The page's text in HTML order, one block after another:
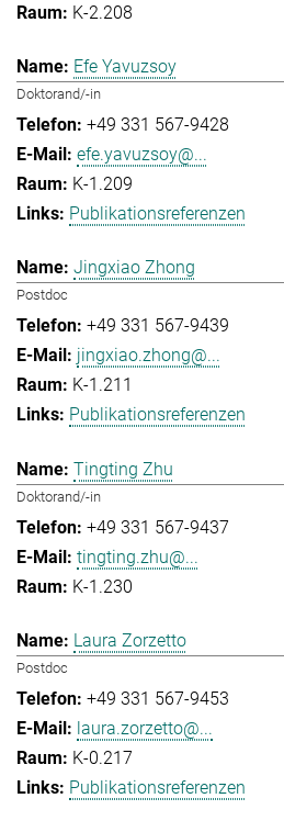
K-2.208
Efe Yavuzsoy
Doktorand/-in
+49 331 567-9428
efe.yavuzsoy@...
K-1.209
Publikationsreferenzen
Jingxiao Zhong
Postdoc
+49 331 567-9439
jingxiao.zhong@...
K-1.211
Publikationsreferenzen
Tingting Zhu
Doktorand/-in
+49 331 567-9437
tingting.zhu@...
K-1.230
Laura Zorzetto
Postdoc
+49 331 567-9453
laura.zorzetto@...
K-0.217
Publikationsreferenzen